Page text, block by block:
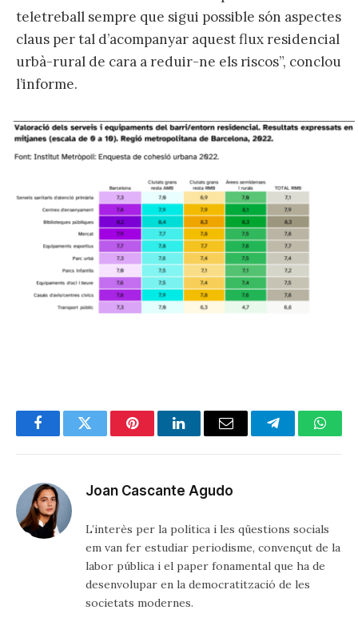
teletreball sempre que sigui possible són aspectes
claus per tal d’acompanyar aquest flux residencial
urbà-rural de cara a reduir-ne els riscos”, conclou
l’informe.
FacebookTwitter PinterestLinkedInEmail Telegram
Joan Cascante Agudo
L’interès per la política i les qüestions socials
em van fer estudiar periodisme, convençut de la
labor pública i el paper fonamental que ha de
desenvolupar en la democratització de les
societats modernes.